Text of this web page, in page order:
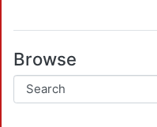
Browse